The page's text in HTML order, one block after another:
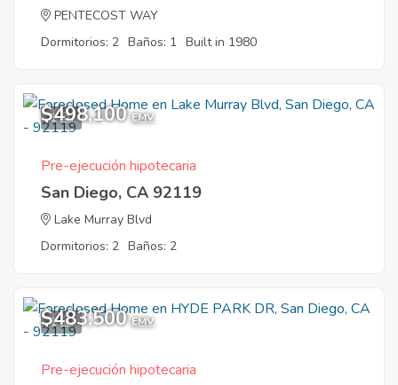
PENTECOST WAY
Dormitorios: 2 Baños: 1 Built in 1980
1
$498,100 EMV
Pre-ejecución hipotecaria
San Diego, CA 92119
Lake Murray Blvd
Dormitorios: 2 Baños: 2
1
$483,500 EMV
Pre-ejecución hipotecaria